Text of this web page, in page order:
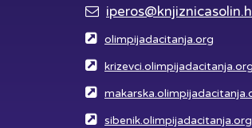
olimpijadacitanja.org
krizevci.olimpijadacitanja.org
sibenik.olimpijadacitanja.org